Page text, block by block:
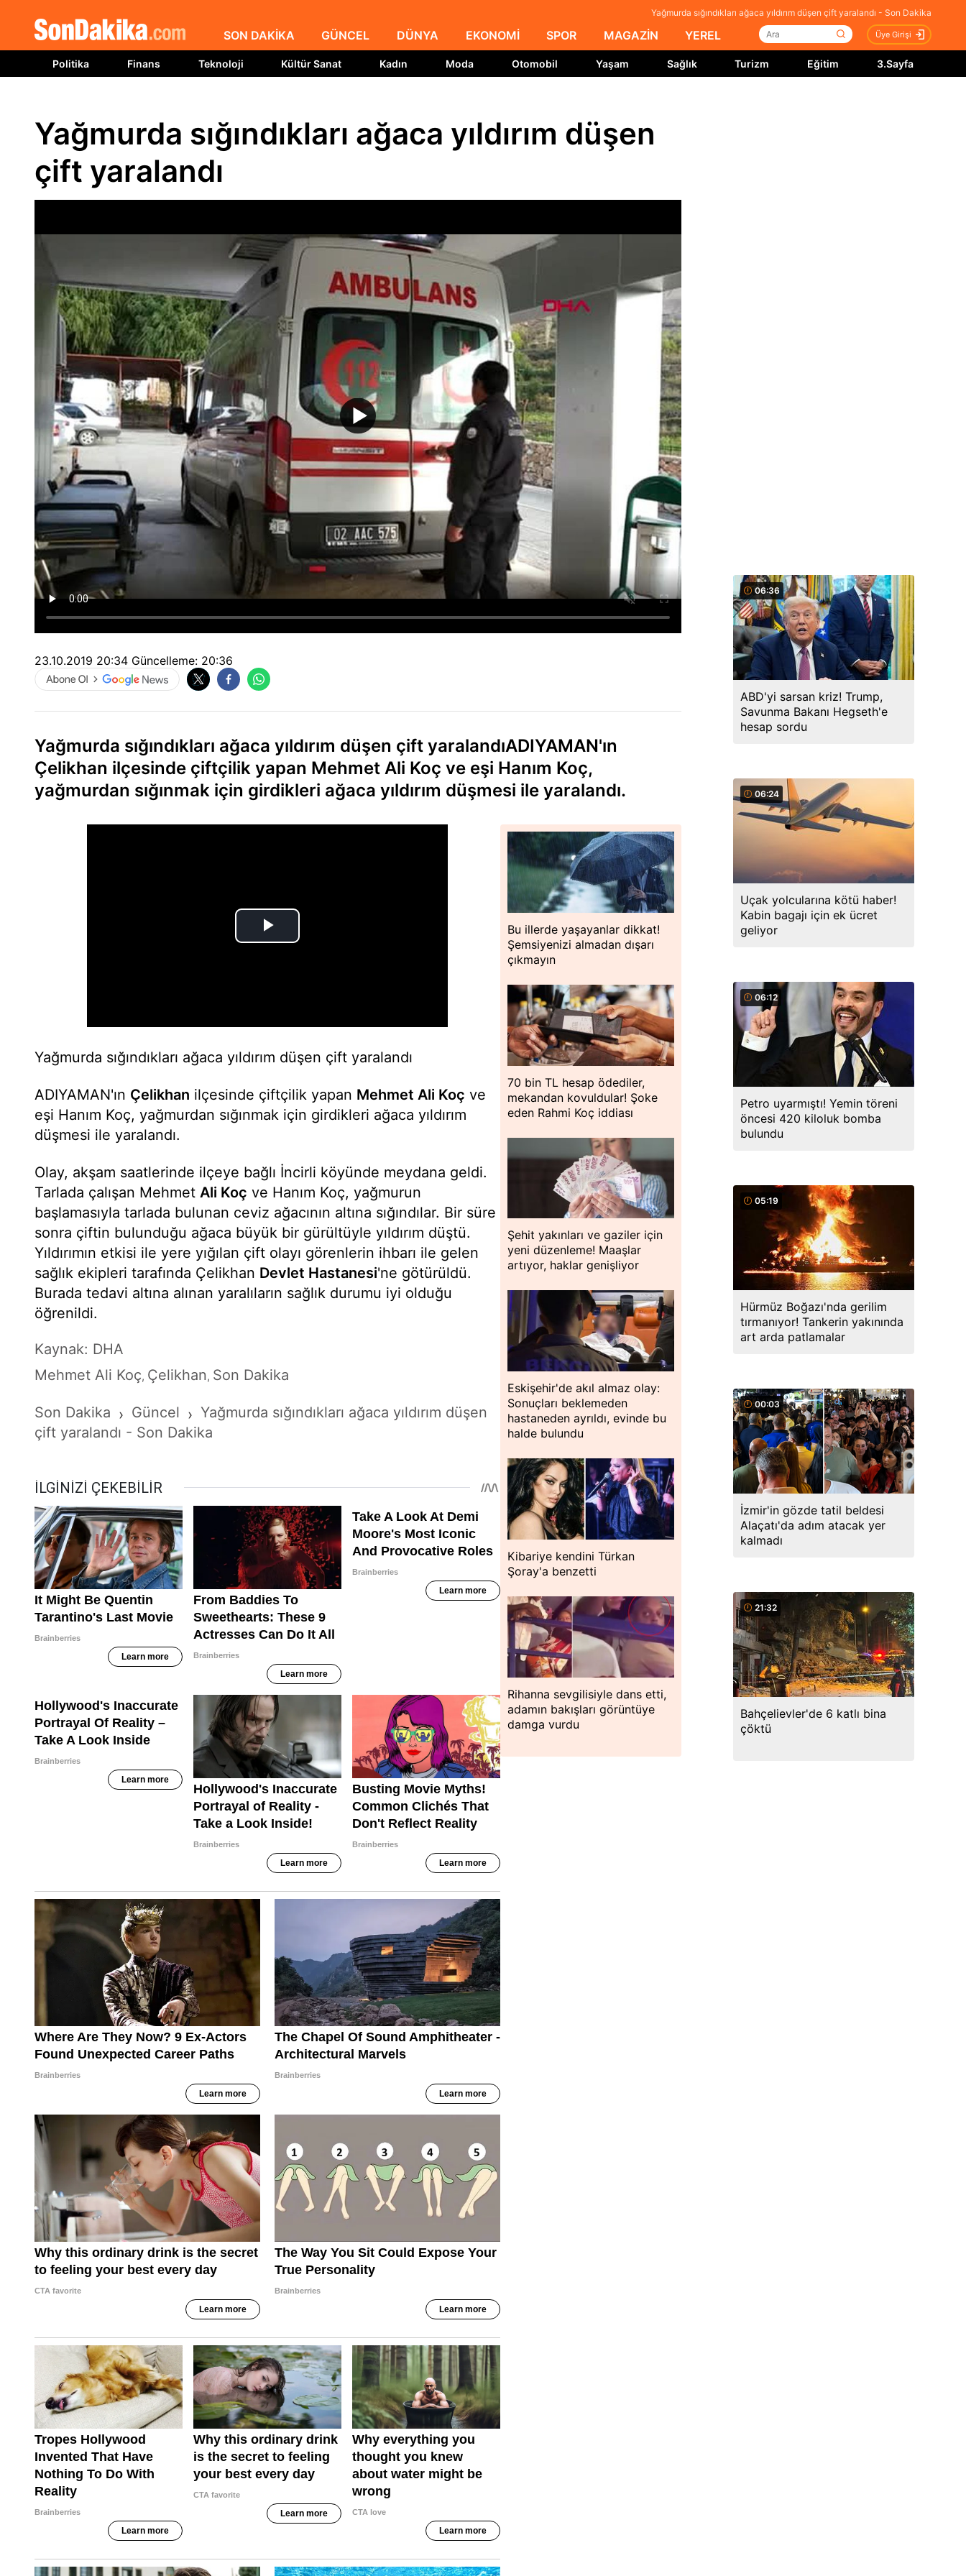
Yağmurda sığındıkları ağaca yıldırım düşen çift yaralandı - Son Dakika
SON DAKİKA GÜNCEL DÜNYA EKONOMİ SPOR MAGAZİN YEREL Üye Girişi
Politika Finans Teknoloji Kültür Sanat Kadın Moda Otomobil Yaşam Sağlık Turizm Eğitim 3.Sayfa
Yağmurda sığındıkları ağaca yıldırım düşen
çift yaralandı
23.10.2019 20:34 Güncelleme: 20:36
Yağmurda sığındıkları ağaca yıldırım düşen çift yaralandıADIYAMAN'ın
Çelikhan ilçesinde çiftçilik yapan Mehmet Ali Koç ve eşi Hanım Koç,
yağmurdan sığınmak için girdikleri ağaca yıldırım düşmesi ile yaralandı.
Yağmurda sığındıkları ağaca yıldırım düşen çift yaralandı
ADIYAMAN'ın Çelikhan ilçesinde çiftçilik yapan Mehmet Ali Koç ve
eşi Hanım Koç, yağmurdan sığınmak için girdikleri ağaca yıldırım
düşmesi ile yaralandı.
Olay, akşam saatlerinde ilçeye bağlı İncirli köyünde meydana geldi.
Tarlada çalışan Mehmet Ali Koç ve Hanım Koç, yağmurun
başlamasıyla tarlada bulunan ceviz ağacının altına sığındılar. Bir süre
sonra çiftin bulunduğu ağaca büyük bir gürültüyle yıldırım düştü.
Yıldırımın etkisi ile yere yığılan çift olayı görenlerin ihbarı ile gelen
sağlık ekipleri tarafında Çelikhan Devlet Hastanesi'ne götürüldü.
Burada tedavi altına alınan yaralıların sağlık durumu iyi olduğu
öğrenildi.
Kaynak: DHA
Mehmet Ali Koç, Çelikhan, Son Dakika
Son Dakika › Güncel › Yağmurda sığındıkları ağaca yıldırım düşen
çift yaralandı - Son Dakika
Bu illerde yaşayanlar dikkat!
Şemsiyenizi almadan dışarı
çıkmayın
70 bin TL hesap ödediler,
mekandan kovuldular! Şoke
eden Rahmi Koç iddiası
Şehit yakınları ve gaziler için
yeni düzenleme! Maaşlar
artıyor, haklar genişliyor
Eskişehir'de akıl almaz olay:
Sonuçları beklemeden
hastaneden ayrıldı, evinde bu
halde bulundu
Kibariye kendini Türkan
Şoray'a benzetti
Rihanna sevgilisiyle dans etti,
adamın bakışları görüntüye
damga vurdu
06:36
ABD'yi sarsan kriz! Trump,
Savunma Bakanı Hegseth'e
hesap sordu
06:24
Uçak yolcularına kötü haber!
Kabin bagajı için ek ücret
geliyor
06:12
Petro uyarmıştı! Yemin töreni
öncesi 420 kiloluk bomba
bulundu
05:19
Hürmüz Boğazı'nda gerilim
tırmanıyor! Tankerin yakınında
art arda patlamalar
00:03
İzmir'in gözde tatil beldesi
Alaçatı'da adım atacak yer
kalmadı
21:32
Bahçelievler'de 6 katlı bina
çöktü